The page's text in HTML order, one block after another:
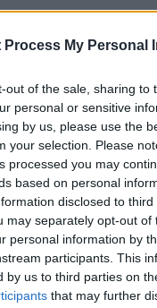
Process My Personal
out of the sale, sharing to
personal or sensitive
by us, please use the
your selection. Please
processed you may
based on personal
disclosed to
may separately opt-out of
personal information by
participants. This
by us to third parties on
that may further